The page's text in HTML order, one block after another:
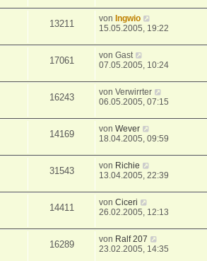
13211 von Ingwio
15.05.2005, 19:22
17061 vonGast
07.05.2005, 10:24
16243 vonVerwirrter
06.05.2005, 07:15
14169 vonWever
18.04.2005, 09:59
31543 von Richie
13.04.2005, 22:39
14411 vonCiceri
26.02.2005, 12:13
16289 von Ralf 207
23.02.2005, 14:35